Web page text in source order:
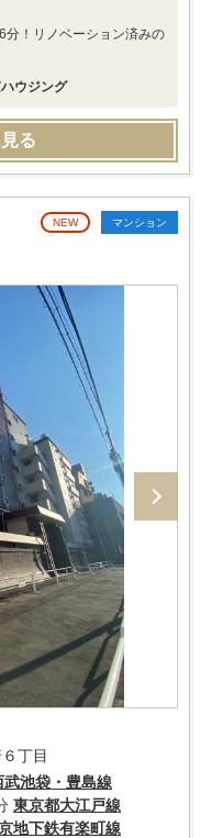
分！リノベーション済みの
ウジング
る
NEW マンション
丁目
武池袋・豊島線
東京都大江戸線
地下鉄有楽町線